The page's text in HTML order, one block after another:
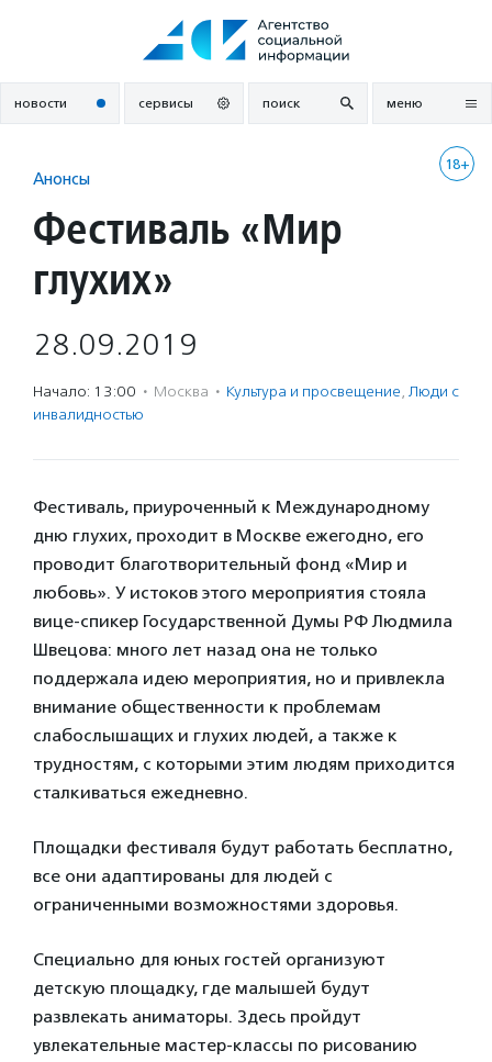
новости сервисы поиск меню
18+
Анонсы
Фестиваль «Мир
глухих»
28.09.2019
Начало: 13:00 · Москва · Культура и просвещение, Люди с
инвалидностью
Фестиваль, приуроченный к Международному
дню глухих, проходит в Москве ежегодно, его
проводит благотворительный фонд «Мир и
любовь». У истоков этого мероприятия стояла
вице-спикер Государственной Думы РФ Людмила
Швецова: много лет назад она не только
поддержала идею мероприятия, но и привлекла
внимание общественности к проблемам
слабослышащих и глухих людей, а также к
трудностям, с которыми этим людям приходится
сталкиваться ежедневно.
Площадки фестиваля будут работать бесплатно,
все они адаптированы для людей с
ограниченными возможностями здоровья.
Специально для юных гостей организуют
детскую площадку, где малышей будут
развлекать аниматоры. Здесь пройдут
увлекательные мастер-классы по рисованию